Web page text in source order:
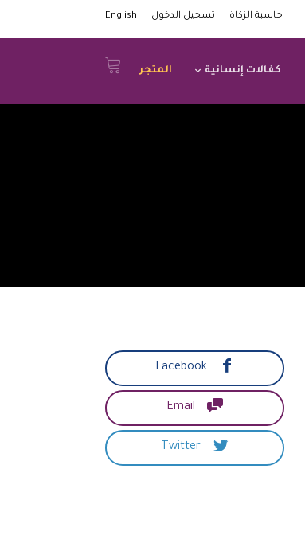
حاسبة الزكاة تسجيل الدخول English
كفالات إنسانية المتجر

Facebook

Email

Twitter